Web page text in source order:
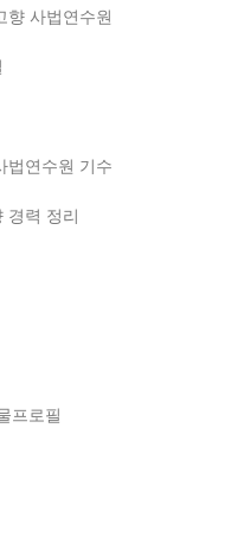
향 사법연수원
법연수원 기수
경력 정리
프로필